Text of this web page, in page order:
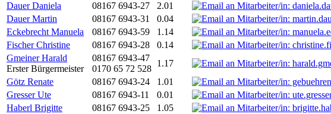
Dauer Daniela
08167 6943-27 2.01
Dauer Martin
08167 6943-31 0.04
Eckebrecht Manuela
08167 6943-59 1.14
Fischer Christine
08167 6943-28 0.14
Gmeiner Harald
Erster Bürgermeister
08167 6943-47
0170 65 72 528
1.17
Götz Renate
08167 6943-24 1.01
Gresser Ute
08167 6943-11 0.01
Haberl Brigitte
08167 6943-25 1.05